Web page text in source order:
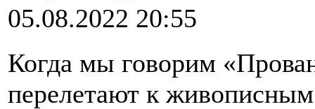
05.08.2022 20:55
Когда мы говорим
перелетают к